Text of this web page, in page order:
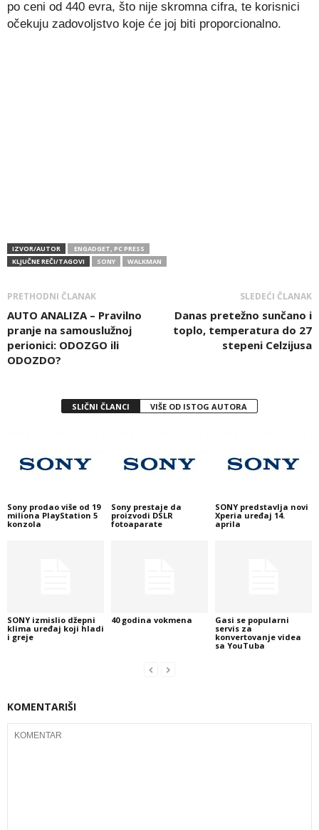
po ceni od 440 evra, što nije skromna cifra, te korisnici
očekuju zadovoljstvo koje će joj biti proporcionalno.
IZVOR/AUTOR
ENGADGET, PC PRESS
KLJUČNE REČI/TAGOVI
SONY WALKMAN
PRETHODNI ČLANAK
AUTO ANALIZA – Pravilno
pranje na samouslužnoj
perionici: ODOZGO ili
ODOZDO?
SLEDEĆI ČLANAK
Danas pretežno sunčano i
toplo, temperatura do 27
stepeni Celzijusa
SLIČNI ČLANCI VIŠE OD ISTOG AUTORA
Sony prodao više od 19
miliona PlayStation 5
konzola
Sony prestaje da
proizvodi DSLR
fotoaparate
SONY predstavlja novi
Xperia uređaj 14.
aprila
SONY izmislio džepni
klima uređaj koji hladi
i greje
40 godina vokmena
Gasi se popularni
servis za
konvertovanje videa
sa YouTuba
KOMENTARIŠI